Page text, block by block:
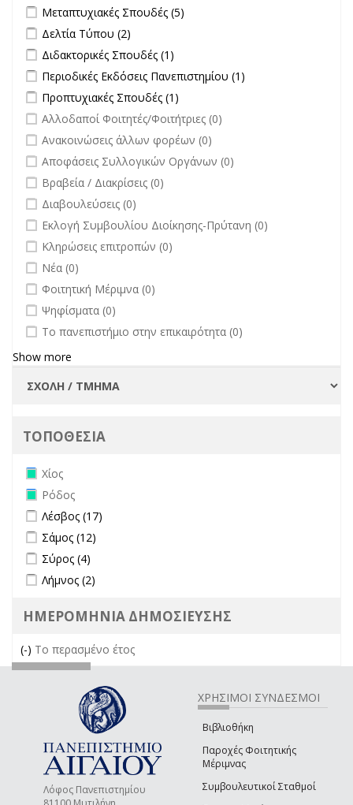
Apply Μεταπτυχιακές Σπουδές filter
Μεταπτυχιακές Σπουδές (5)
Apply Δελτία Τύπου filter
Δελτία Τύπου (2)
Apply Διδακτορικές Σπουδές filter
Διδακτορικές Σπουδές (1)
Apply Περιοδικές Εκδόσεις Πανεπιστημίου filter
Περιοδικές Εκδόσεις Πανεπιστημίου (1)
Apply Προπτυχιακές Σπουδές filter
Προπτυχιακές Σπουδές (1)
undefined
Αλλοδαποί Φοιτητές/Φοιτήτριες (0)
undefined
Ανακοινώσεις άλλων φορέων (0)
undefined
Αποφάσεις Συλλογικών Οργάνων (0)
undefined
Βραβεία / Διακρίσεις (0)
undefined
Διαβουλεύσεις (0)
undefined
Εκλογή Συμβουλίου Διοίκησης-Πρύτανη (0)
undefined
Κληρώσεις επιτροπών (0)
undefined
Νέα (0)
undefined
Φοιτητική Μέριμνα (0)
undefined
Ψηφίσματα (0)
undefined
Το πανεπιστήμιο στην επικαιρότητα (0)
Show more
ΤΟΠΟΘΕΣΙΑ
Remove Χίος filter
Χίος
Remove Ρόδος filter
Ρόδος
Apply Λέσβος filter
Λέσβος (17)
Apply Σάμος filter
Σάμος (12)
Apply Σύρος filter
Σύρος (4)
Apply Λήμνος filter
Λήμνος (2)
ΗΜΕΡΟΜΗΝΙΑ ΔΗΜΟΣΙΕΥΣΗΣ
(-) Remove Το περασμένο έτος filter
Το περασμένο έτος
Λόφος Πανεπιστημίου
ΧΡΗΣΙΜΟΙ ΣΥΝΔΕΣΜΟΙ
Βιβλιοθήκη
Παροχές Φοιτητικής
Μέριμνας
Συμβουλευτικοί Σταθμοί